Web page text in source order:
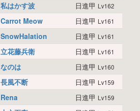
私はかす波 日進甲 Lv162
Carrot Meow 日進甲 Lv161
SnowHalation 日進甲 Lv161
立花藤兵衛 日進甲 Lv161
なのは 日進甲 Lv160
長風不断 日進甲 Lv159
Rena 日進甲 Lv159